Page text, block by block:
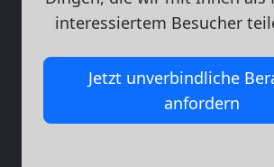
interessiertem Besucher
Jetzt unverbindliche
anfordern